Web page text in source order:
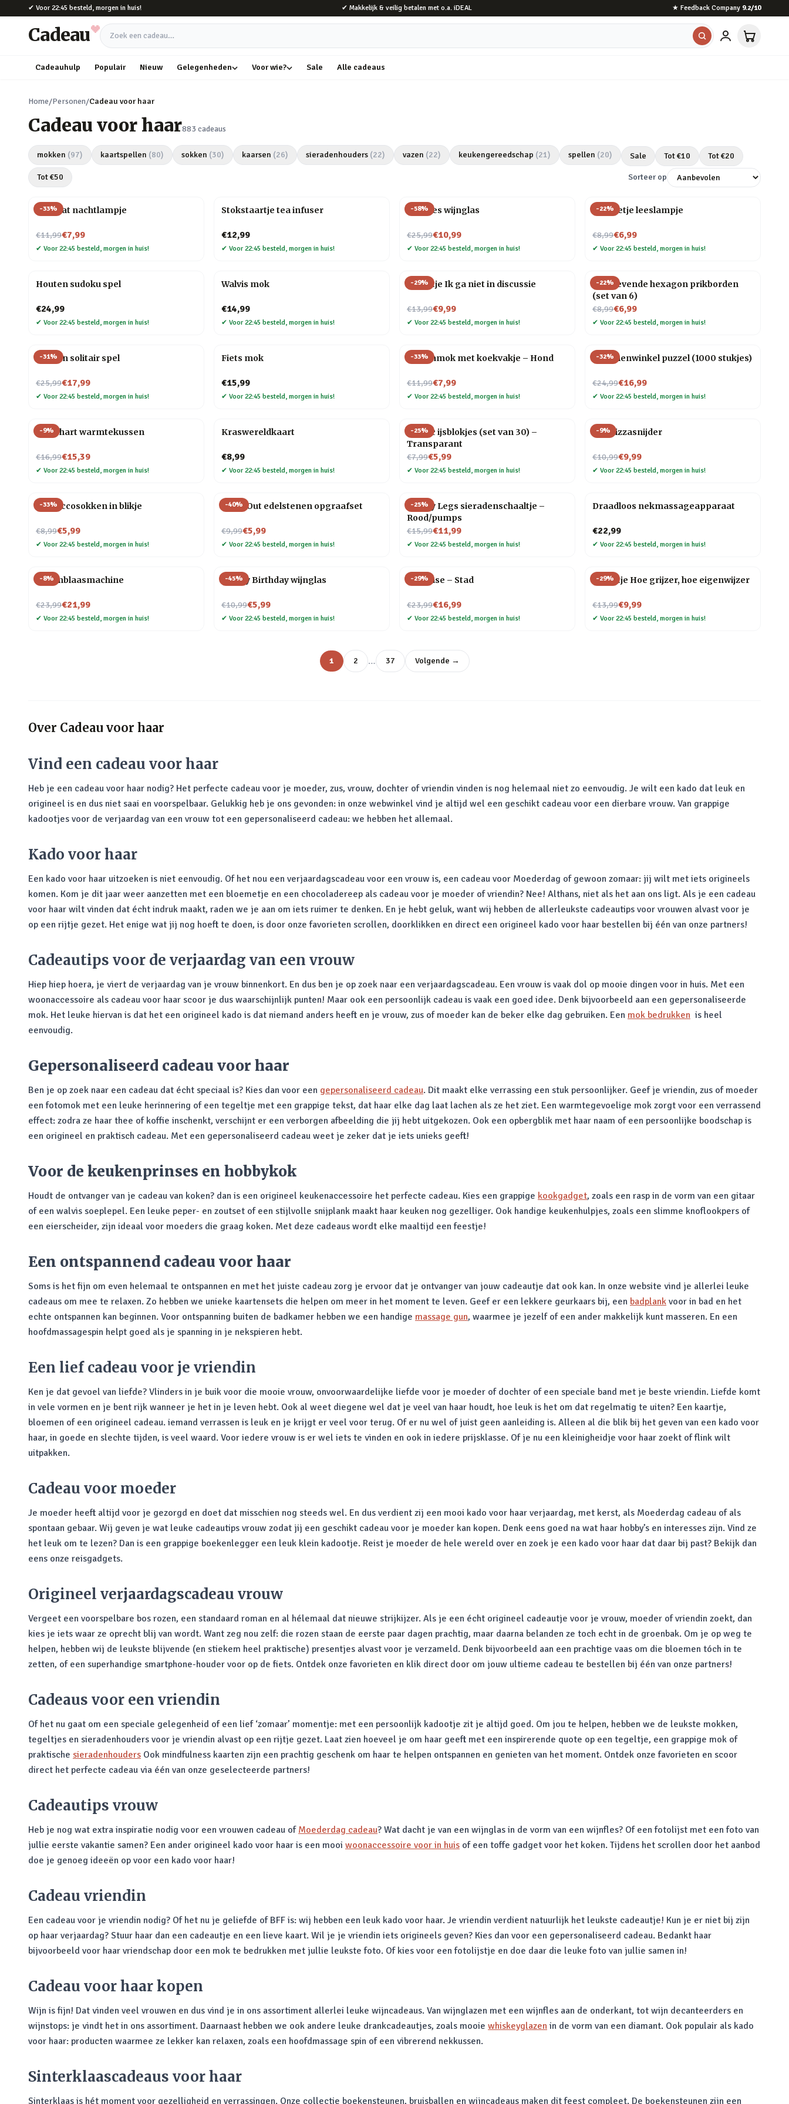
Naar hoofdinhoud
✔ Voor 22:45 besteld, morgen in huis! ✔ Makkelijk & veilig betalen met o.a. iDEAL ★ Feedback Company 9.2/10
Cadeau Zoek een cadeau
Cadeauhulp Populair Nieuw Gelegenheden Voor wie? Sale Alle cadeaus
Home/Personen/Cadeau voor haar
Cadeau voor haar883 cadeaus
mokken (97) kaartspellen (80) sokken (30) kaarsen (26) sieradenhouders (22) vazen (22) keukengereedschap (21) spellen (20) Sale Tot €10 Tot €20
Tot €50 Sorteer op
-33%
Mini kat nachtlampje
€11,99
Nu voor€7,99
✔ Voor 22:45 besteld, morgen in huis!
Stokstaartje tea infuser
€12,99
✔ Voor 22:45 besteld, morgen in huis!
-58%
Wijnfles wijnglas
€25,99
Nu voor€10,99
✔ Voor 22:45 besteld, morgen in huis!
-22%
Mannetje leeslampje
€8,99
Nu voor€6,99
✔ Voor 22:45 besteld, morgen in huis!
Houten sudoku spel
€24,99
✔ Voor 22:45 besteld, morgen in huis!
Walvis mok
€14,99
✔ Voor 22:45 besteld, morgen in huis!
-29%
Tegeltje Ik ga niet in discussie
€13,99
Nu voor€9,99
✔ Voor 22:45 besteld, morgen in huis!
-22%
Zelfklevende hexagon prikborden
(set van 6)
€8,99
Nu voor€6,99
✔ Voor 22:45 besteld, morgen in huis!
-31%
Houten solitair spel
€25,99
Nu voor€17,99
✔ Voor 22:45 besteld, morgen in huis!
Fiets mok
€15,99
✔ Voor 22:45 besteld, morgen in huis!
-33%
Dierenmok met koekvakje – Hond
€11,99
Nu voor€7,99
✔ Voor 22:45 besteld, morgen in huis!
-32%
Bloemenwinkel puzzel (1000 stukjes)
€24,99
Nu voor€16,99
✔ Voor 22:45 besteld, morgen in huis!
-9%
Rood hart warmtekussen
€16,99
Nu voor€15,39
✔ Voor 22:45 besteld, morgen in huis!
Kraswereldkaart
€8,99
✔ Voor 22:45 besteld, morgen in huis!
-25%
Plastic ijsblokjes (set van 30) –
Transparant
€7,99
Nu voor€5,99
✔ Voor 22:45 besteld, morgen in huis!
-9%
Kat Pizzasnijder
€10,99
Nu voor€9,99
✔ Voor 22:45 besteld, morgen in huis!
-33%
Proseccosokken in blikje
€8,99
Nu voor€5,99
✔ Voor 22:45 besteld, morgen in huis!
-40%
Dig It Out edelstenen opgraafset
€9,99
Nu voor€5,99
✔ Voor 22:45 besteld, morgen in huis!
-25%
Happy Legs sieradenschaaltje –
Rood/pumps
€15,99
Nu voor€11,99
✔ Voor 22:45 besteld, morgen in huis!
Draadloos nekmassageapparaat
€22,99
✔ Voor 22:45 besteld, morgen in huis!
-8%
Bellenblaasmachine
€23,99
Nu voor€21,99
✔ Voor 22:45 besteld, morgen in huis!
-45%
Happy Birthday wijnglas
€10,99
Nu voor€5,99
✔ Voor 22:45 besteld, morgen in huis!
-29%
Flip Vase – Stad
€23,99
Nu voor€16,99
✔ Voor 22:45 besteld, morgen in huis!
-29%
Tegeltje Hoe grijzer, hoe eigenwijzer
€13,99
Nu voor€9,99
✔ Voor 22:45 besteld, morgen in huis!
1 2 … 37 Volgende →
Over Cadeau voor haar
Vind een cadeau voor haar
Heb je een cadeau voor haar nodig? Het perfecte cadeau voor je moeder, zus, vrouw, dochter of vriendin vinden is nog helemaal niet zo eenvoudig. Je wilt een kado dat leuk en
origineel is en dus niet saai en voorspelbaar. Gelukkig heb je ons gevonden: in onze webwinkel vind je altijd wel een geschikt cadeau voor een dierbare vrouw. Van grappige
kadootjes voor de verjaardag van een vrouw tot een gepersonaliseerd cadeau: we hebben het allemaal.
Kado voor haar
Een kado voor haar uitzoeken is niet eenvoudig. Of het nou een verjaardagscadeau voor een vrouw is, een cadeau voor Moederdag of gewoon zomaar: jij wilt met iets origineels
komen. Kom je dit jaar weer aanzetten met een bloemetje en een chocoladereep als cadeau voor je moeder of vriendin? Nee! Althans, niet als het aan ons ligt. Als je een cadeau
voor haar wilt vinden dat écht indruk maakt, raden we je aan om iets ruimer te denken. En je hebt geluk, want wij hebben de allerleukste cadeautips voor vrouwen alvast voor je
op een rijtje gezet. Het enige wat jij nog hoeft te doen, is door onze favorieten scrollen, doorklikken en direct een origineel kado voor haar bestellen bij één van onze partners!
Cadeautips voor de verjaardag van een vrouw
Hiep hiep hoera, je viert de verjaardag van je vrouw binnenkort. En dus ben je op zoek naar een verjaardagscadeau. Een vrouw is vaak dol op mooie dingen voor in huis. Met een
woonaccessoire als cadeau voor haar scoor je dus waarschijnlijk punten! Maar ook een persoonlijk cadeau is vaak een goed idee. Denk bijvoorbeeld aan een gepersonaliseerde
mok. Het leuke hiervan is dat het een origineel kado is dat niemand anders heeft en je vrouw, zus of moeder kan de beker elke dag gebruiken. Een mok bedrukken is heel
eenvoudig.
Gepersonaliseerd cadeau voor haar
Ben je op zoek naar een cadeau dat écht speciaal is? Kies dan voor een gepersonaliseerd cadeau. Dit maakt elke verrassing een stuk persoonlijker. Geef je vriendin, zus of moeder
een fotomok met een leuke herinnering of een tegeltje met een grappige tekst, dat haar elke dag laat lachen als ze het ziet. Een warmtegevoelige mok zorgt voor een verrassend
effect: zodra ze haar thee of koffie inschenkt, verschijnt er een verborgen afbeelding die jij hebt uitgekozen. Ook een opbergblik met haar naam of een persoonlijke boodschap is
een origineel en praktisch cadeau. Met een gepersonaliseerd cadeau weet je zeker dat je iets unieks geeft!
Voor de keukenprinses en hobbykok
Houdt de ontvanger van je cadeau van koken? dan is een origineel keukenaccessoire het perfecte cadeau. Kies een grappige kookgadget, zoals een rasp in de vorm van een gitaar
of een walvis soeplepel. Een leuke peper- en zoutset of een stijlvolle snijplank maakt haar keuken nog gezelliger. Ook handige keukenhulpjes, zoals een slimme knoflookpers of
een eierscheider, zijn ideaal voor moeders die graag koken. Met deze cadeaus wordt elke maaltijd een feestje!
Een ontspannend cadeau voor haar
Soms is het fijn om even helemaal te ontspannen en met het juiste cadeau zorg je ervoor dat je ontvanger van jouw cadeautje dat ook kan. In onze website vind je allerlei leuke
cadeaus om mee te relaxen. Zo hebben we unieke kaartensets die helpen om meer in het moment te leven. Geef er een lekkere geurkaars bij, een badplank voor in bad en het
echte ontspannen kan beginnen. Voor ontspanning buiten de badkamer hebben we een handige massage gun, waarmee je jezelf of een ander makkelijk kunt masseren. En een
hoofdmassagespin helpt goed als je spanning in je nekspieren hebt.
Een lief cadeau voor je vriendin
Ken je dat gevoel van liefde? Vlinders in je buik voor die mooie vrouw, onvoorwaardelijke liefde voor je moeder of dochter of een speciale band met je beste vriendin. Liefde komt
in vele vormen en je bent rijk wanneer je het in je leven hebt. Ook al weet diegene wel dat je veel van haar houdt, hoe leuk is het om dat regelmatig te uiten? Een kaartje,
bloemen of een origineel cadeau. iemand verrassen is leuk en je krijgt er veel voor terug. Of er nu wel of juist geen aanleiding is. Alleen al die blik bij het geven van een kado voor
haar, in goede en slechte tijden, is veel waard. Voor iedere vrouw is er wel iets te vinden en ook in iedere prijsklasse. Of je nu een kleinigheidje voor haar zoekt of flink wilt
uitpakken.
Cadeau voor moeder
Je moeder heeft altijd voor je gezorgd en doet dat misschien nog steeds wel. En dus verdient zij een mooi kado voor haar verjaardag, met kerst, als Moederdag cadeau of als
spontaan gebaar. Wij geven je wat leuke cadeautips vrouw zodat jij een geschikt cadeau voor je moeder kan kopen. Denk eens goed na wat haar hobby’s en interesses zijn. Vind ze
het leuk om te lezen? Dan is een grappige boekenlegger een leuk klein kadootje. Reist je moeder de hele wereld over en zoek je een kado voor haar dat daar bij past? Bekijk dan
eens onze reisgadgets.
Origineel verjaardagscadeau vrouw
Vergeet een voorspelbare bos rozen, een standaard roman en al hélemaal dat nieuwe strijkijzer. Als je een écht origineel cadeautje voor je vrouw, moeder of vriendin zoekt, dan
kies je iets waar ze oprecht blij van wordt. Want zeg nou zelf: die rozen staan de eerste paar dagen prachtig, maar daarna belanden ze toch echt in de groenbak. Om je op weg te
helpen, hebben wij de leukste blijvende (en stiekem heel praktische) presentjes alvast voor je verzameld. Denk bijvoorbeeld aan een prachtige vaas om die bloemen tóch in te
zetten, of een superhandige smartphone-houder voor op de fiets. Ontdek onze favorieten en klik direct door om jouw ultieme cadeau te bestellen bij één van onze partners!
Cadeaus voor een vriendin
Of het nu gaat om een speciale gelegenheid of een lief ‘zomaar’ momentje: met een persoonlijk kadootje zit je altijd goed. Om jou te helpen, hebben we de leukste mokken,
tegeltjes en sieradenhouders voor je vriendin alvast op een rijtje gezet. Laat zien hoeveel je om haar geeft met een inspirerende quote op een tegeltje, een grappige mok of
praktische sieradenhouders Ook mindfulness kaarten zijn een prachtig geschenk om haar te helpen ontspannen en genieten van het moment. Ontdek onze favorieten en scoor
direct het perfecte cadeau via één van onze geselecteerde partners!
Cadeautips vrouw
Heb je nog wat extra inspiratie nodig voor een vrouwen cadeau of Moederdag cadeau? Wat dacht je van een wijnglas in de vorm van een wijnfles? Of een fotolijst met een foto van
jullie eerste vakantie samen? Een ander origineel kado voor haar is een mooi woonaccessoire voor in huis of een toffe gadget voor het koken. Tijdens het scrollen door het aanbod
doe je genoeg ideeën op voor een kado voor haar!
Cadeau vriendin
Een cadeau voor je vriendin nodig? Of het nu je geliefde of BFF is: wij hebben een leuk kado voor haar. Je vriendin verdient natuurlijk het leukste cadeautje! Kun je er niet bij zijn
op haar verjaardag? Stuur haar dan een cadeautje en een lieve kaart. Wil je je vriendin iets origineels geven? Kies dan voor een gepersonaliseerd cadeau. Bedankt haar
bijvoorbeeld voor haar vriendschap door een mok te bedrukken met jullie leukste foto. Of kies voor een fotolijstje en doe daar die leuke foto van jullie samen in!
Cadeau voor haar kopen
Wijn is fijn! Dat vinden veel vrouwen en dus vind je in ons assortiment allerlei leuke wijncadeaus. Van wijnglazen met een wijnfles aan de onderkant, tot wijn decanteerders en
wijnstops: je vindt het in ons assortiment. Daarnaast hebben we ook andere leuke drankcadeautjes, zoals mooie whiskeyglazen in de vorm van een diamant. Ook populair als kado
voor haar: producten waarmee ze lekker kan relaxen, zoals een hoofdmassage spin of een vibrerend nekkussen.
Sinterklaascadeaus voor haar
Sinterklaas is hét moment voor gezelligheid en verrassingen. Onze collectie boekensteunen, bruisballen en wijncadeaus maken dit feest compleet. De boekensteunen zijn een